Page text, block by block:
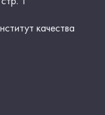
качества